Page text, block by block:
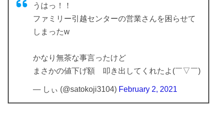
うはっ！！
ファミリー引越センターの営業さんを困らせて
しまったw
かなり無茶な事言ったけど
まさかの値下げ額 叩き出してくれたよ(￣▽￣)
— しぃ (@satokoji3104) February 2, 2021